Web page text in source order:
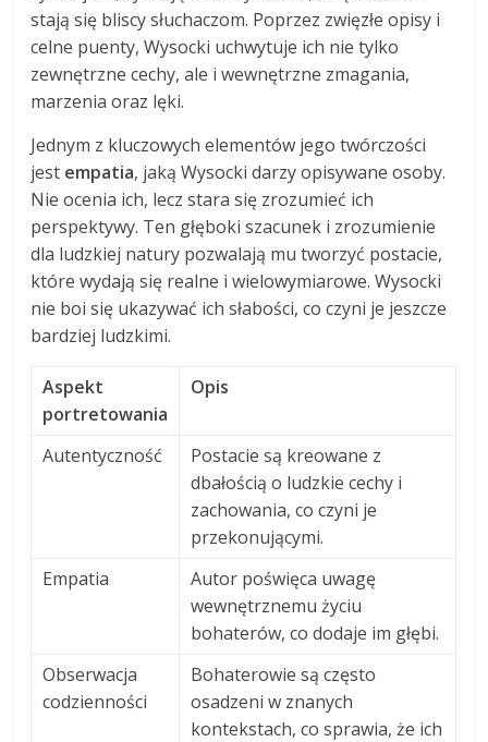
stają się bliscy słuchaczom. Poprzez zwięzłe opisy i
celne puenty, Wysocki uchwytuje ich nie tylko
zewnętrzne cechy, ale i wewnętrzne zmagania,
marzenia oraz lęki.
Jednym z kluczowych elementów jego twórczości
jest empatia, jaką Wysocki darzy opisywane osoby.
Nie ocenia ich, lecz stara się zrozumieć ich
perspektywy. Ten głęboki szacunek i zrozumienie
dla ludzkiej natury pozwalają mu tworzyć postacie,
które wydają się realne i wielowymiarowe. Wysocki
nie boi się ukazywać ich słabości, co czyni je jeszcze
bardziej ludzkimi.
Aspekt
portretowania
Opis
Autentyczność
Postacie są kreowane z
dbałością o ludzkie cechy i
zachowania, co czyni je
przekonującymi.
Empatia
Autor poświęca uwagę
wewnętrznemu życiu
bohaterów, co dodaje im głębi.
Obserwacja
codzienności
Bohaterowie są często
osadzeni w znanych
kontekstach, co sprawia, że ich